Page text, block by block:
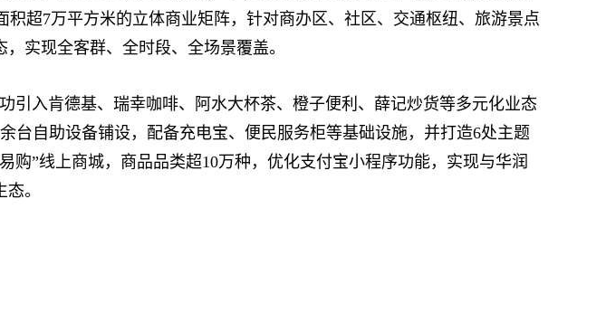
超7万平方米的立体商业矩阵，针对商办区、社区、交通枢纽、旅游景点
实现全客群、全时段、全场景覆盖。
入肯德基、瑞幸咖啡、阿水大杯茶、橙子便利、薛记炒货等多元化业态
台自助设备铺设，配备充电宝、便民服务柜等基础设施，并打造6处主题
”线上商城，商品品类超10万种，优化支付宝小程序功能，实现与华润
。